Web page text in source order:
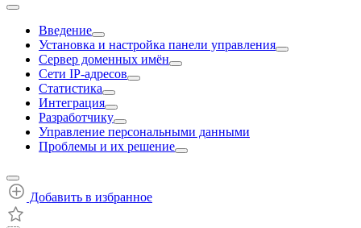
Введение
Установка и настройка панели управления
Сервер доменных имён
Сети IP-адресов
Статистика
Интеграция
Разработчику
Управление персональными данными
Проблемы и их решение
Добавить в избранное